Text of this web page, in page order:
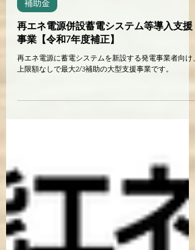
4月29日 読了時間: 2分
補助金
再エネ電源併設蓄電システム等導入支援
事業【令和7年度補正】